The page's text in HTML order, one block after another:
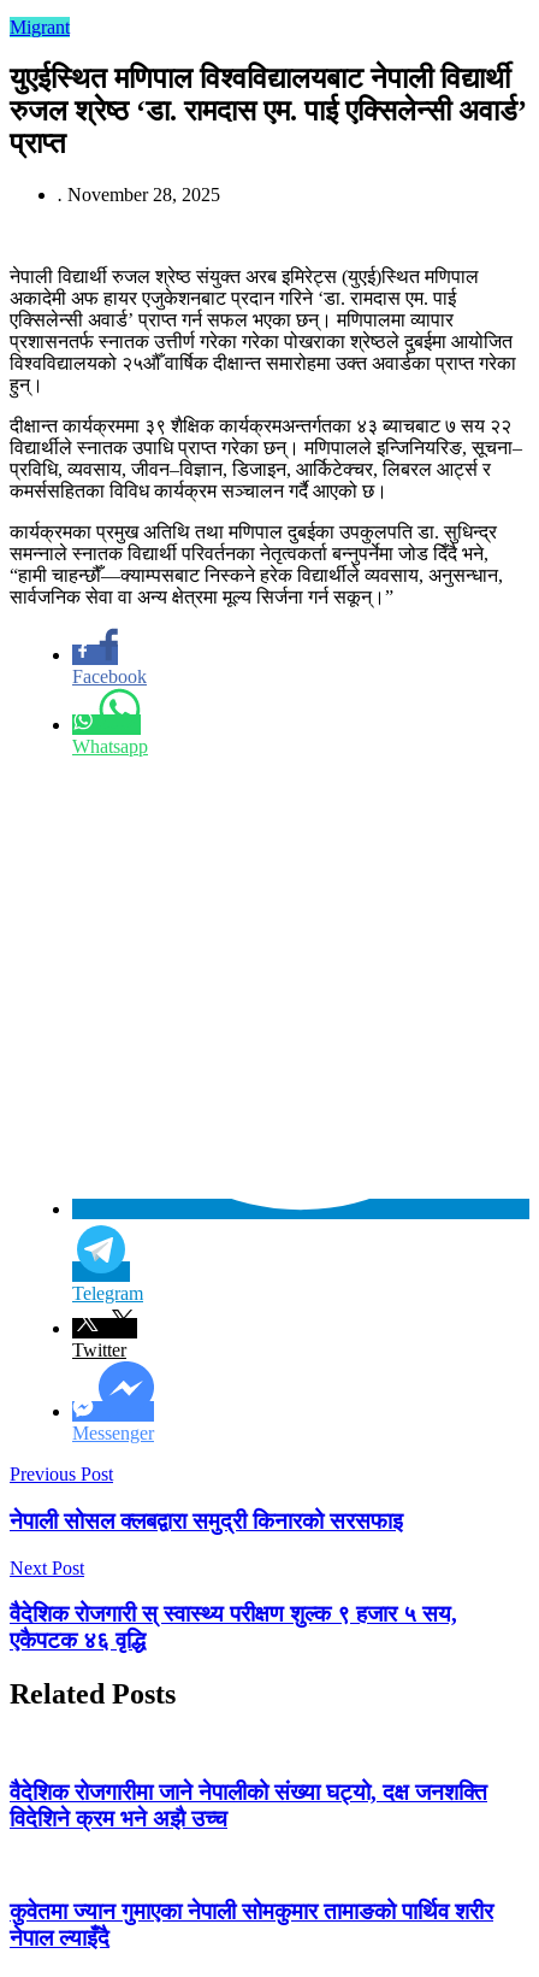
Migrant
युएईस्थित मणिपाल विश्वविद्यालयबाट नेपाली विद्यार्थी
रुजल श्रेष्ठ ‘डा. रामदास एम. पाई एक्सिलेन्सी अवार्ड’
प्राप्त
. November 28, 2025
नेपाली विद्यार्थी रुजल श्रेष्ठ संयुक्त अरब इमिरेट्स (युएई)स्थित मणिपाल
अकादेमी अफ हायर एजुकेशनबाट प्रदान गरिने ‘डा. रामदास एम. पाई
एक्सिलेन्सी अवार्ड’ प्राप्त गर्न सफल भएका छन्। मणिपालमा व्यापार
प्रशासनतर्फ स्नातक उत्तीर्ण गरेका गरेका पोखराका श्रेष्ठले दुबईमा आयोजित
विश्वविद्यालयको २५औँ वार्षिक दीक्षान्त समारोहमा उक्त अवार्डका प्राप्त गरेका
हुन्।
दीक्षान्त कार्यक्रममा ३९ शैक्षिक कार्यक्रमअन्तर्गतका ४३ ब्याचबाट ७ सय २२
विद्यार्थीले स्नातक उपाधि प्राप्त गरेका छन्। मणिपालले इन्जिनियरिङ, सूचना–
प्रविधि, व्यवसाय, जीवन–विज्ञान, डिजाइन, आर्किटेक्चर, लिबरल आर्ट्स र
कमर्ससहितका विविध कार्यक्रम सञ्चालन गर्दै आएको छ।
कार्यक्रमका प्रमुख अतिथि तथा मणिपाल दुबईका उपकुलपति डा. सुधिन्द्र
समन्नाले स्नातक विद्यार्थी परिवर्तनका नेतृत्वकर्ता बन्नुपर्नेमा जोड दिँदै भने,
“हामी चाहन्छौँ—क्याम्पसबाट निस्कने हरेक विद्यार्थीले व्यवसाय, अनुसन्धान,
सार्वजनिक सेवा वा अन्य क्षेत्रमा मूल्य सिर्जना गर्न सकून्।”
Facebook
Whatsapp
Telegram
Twitter
Messenger
Previous Post
नेपाली सोसल क्लबद्वारा समुद्री किनारको सरसफाइ
Next Post
वैदेशिक रोजगारी स् स्वास्थ्य परीक्षण शुल्क ९ हजार ५ सय,
एकैपटक ४६ वृद्धि
Related Posts
वैदेशिक रोजगारीमा जाने नेपालीको संख्या घट्यो, दक्ष जनशक्ति
विदेशिने क्रम भने अझै उच्च
कुवेतमा ज्यान गुमाएका नेपाली सोमकुमार तामाङको पार्थिव शरीर
नेपाल ल्याइँदै